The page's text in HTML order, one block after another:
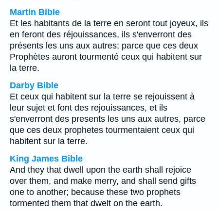
Martin Bible
Et les habitants de la terre en seront tout joyeux, ils
en feront des réjouissances, ils s'enverront des
présents les uns aux autres; parce que ces deux
Prophètes auront tourmenté ceux qui habitent sur
la terre.
Darby Bible
Et ceux qui habitent sur la terre se rejouissent à
leur sujet et font des rejouissances, et ils
s'enverront des presents les uns aux autres, parce
que ces deux prophetes tourmentaient ceux qui
habitent sur la terre.
King James Bible
And they that dwell upon the earth shall rejoice
over them, and make merry, and shall send gifts
one to another; because these two prophets
tormented them that dwelt on the earth.